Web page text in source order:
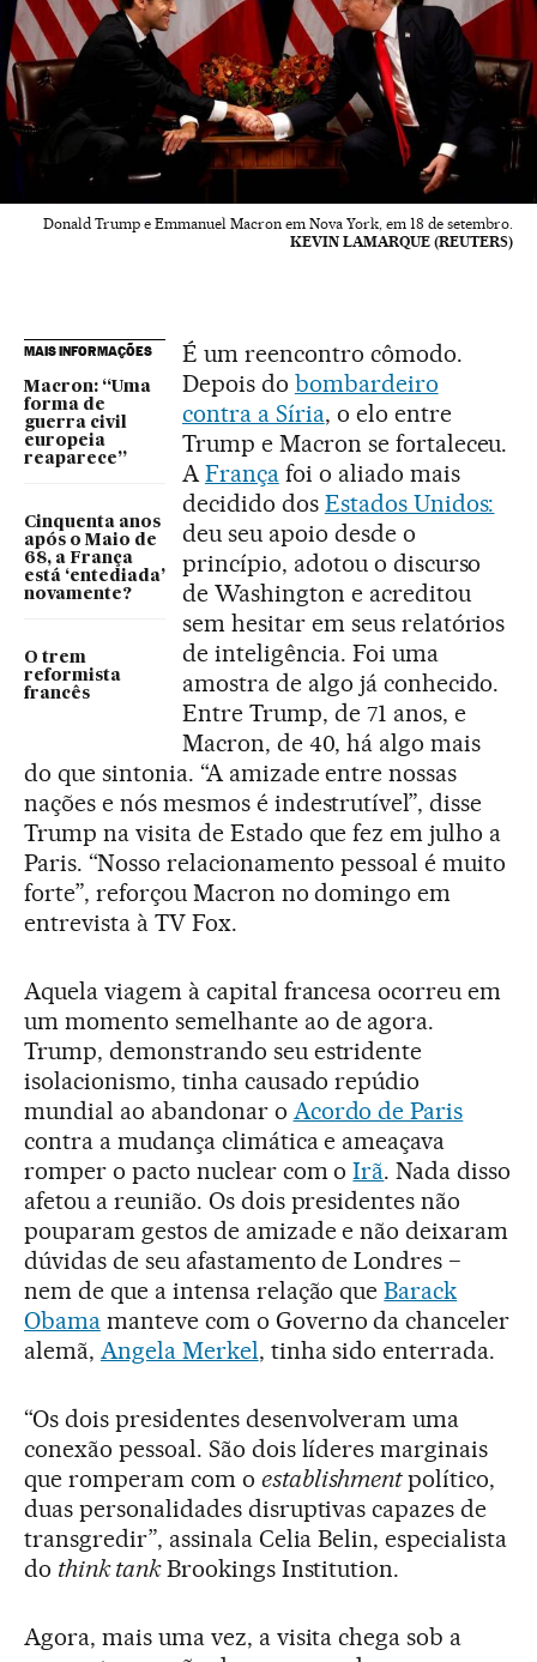
Donald Trump e Emmanuel Macron em Nova York, em 18 de setembro.
KEVIN LAMARQUE (REUTERS)
MAIS INFORMAÇÕES
Macron: “Uma
forma de
guerra civil
europeia
reaparece”
Cinquenta anos
após o Maio de
68, a França
está ‘entediada’
novamente?
O trem
reformista
francês
É um reencontro cômodo.
Depois do bombardeiro
contra a Síria, o elo entre
Trump e Macron se fortaleceu.
A Françafoi o aliado mais
decidido dos Estados Unidos:
deu seu apoio desde o
princípio, adotou o discurso
de Washington e acreditou
sem hesitar em seus relatórios
de inteligência. Foi uma
amostra de algo já conhecido.
Entre Trump, de 71 anos, e
Macron, de 40, há algo mais
do que sintonia. “A amizade entre nossas
nações e nós mesmos é indestrutível”, disse
Trump na visita de Estado que fez em julho a
Paris. “Nosso relacionamento pessoal é muito
forte”, reforçou Macron no domingo em
entrevista à TV Fox.
Aquela viagem à capital francesa ocorreu em
um momento semelhante ao de agora.
Trump, demonstrando seu estridente
isolacionismo, tinha causado repúdio
mundial ao abandonar o Acordo de Paris
contra a mudança climática e ameaçava
romper o pacto nuclear com oIrã. Nada disso
afetou a reunião. Os dois presidentes não
pouparam gestos de amizade e não deixaram
dúvidas de seu afastamento de Londres −
nem de que a intensa relação queBarack
Obamamanteve com o Governo da chanceler
alemã, Angela Merkel, tinha sido enterrada.
“Os dois presidentes desenvolveram uma
conexão pessoal. São dois líderes marginais
que romperam com o establishmentpolítico,
duas personalidades disruptivas capazes de
transgredir”, assinala Celia Belin, especialista
do think tankBrookings Institution.
Agora, mais uma vez, a visita chega sob a